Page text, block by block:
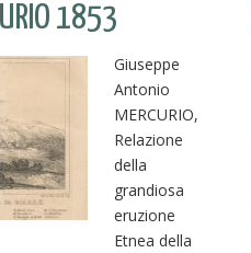
1853
Giuseppe
Antonio
MERCURIO,
Relazione
della
grandiosa
eruzione
Etnea della